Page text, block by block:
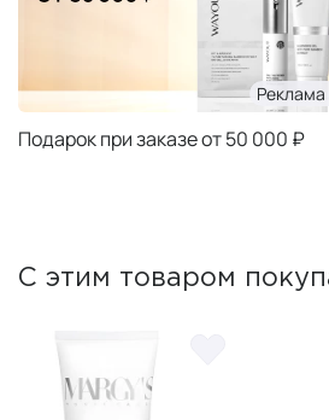
Реклама
Подарок при заказе от 50 000 ₽
С этим товаром